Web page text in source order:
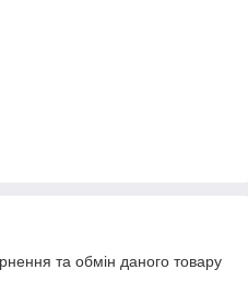
та обмін даного товару